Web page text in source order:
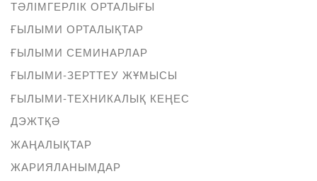
ТӘЛІМГЕРЛІК ОРТАЛЫҒЫ
ҒЫЛЫМИ ОРТАЛЫҚТАР
ҒЫЛЫМИ СЕМИНАРЛАР
ҒЫЛЫМИ-ЗЕРТТЕУ ЖҰМЫСЫ
ҒЫЛЫМИ-ТЕХНИКАЛЫҚ КЕҢЕС
ДЭЖТҚӘ
ЖАҢАЛЫҚТАР
ЖАРИЯЛАНЫМДАР